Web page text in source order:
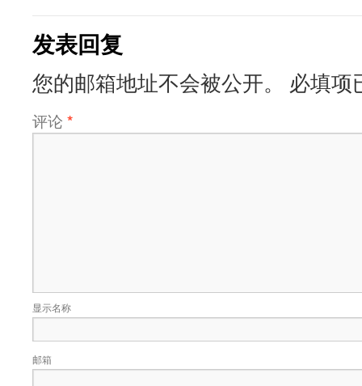
发表回复
您的邮箱地址不会被公开。 必填项
评论 *
显示名称
邮箱